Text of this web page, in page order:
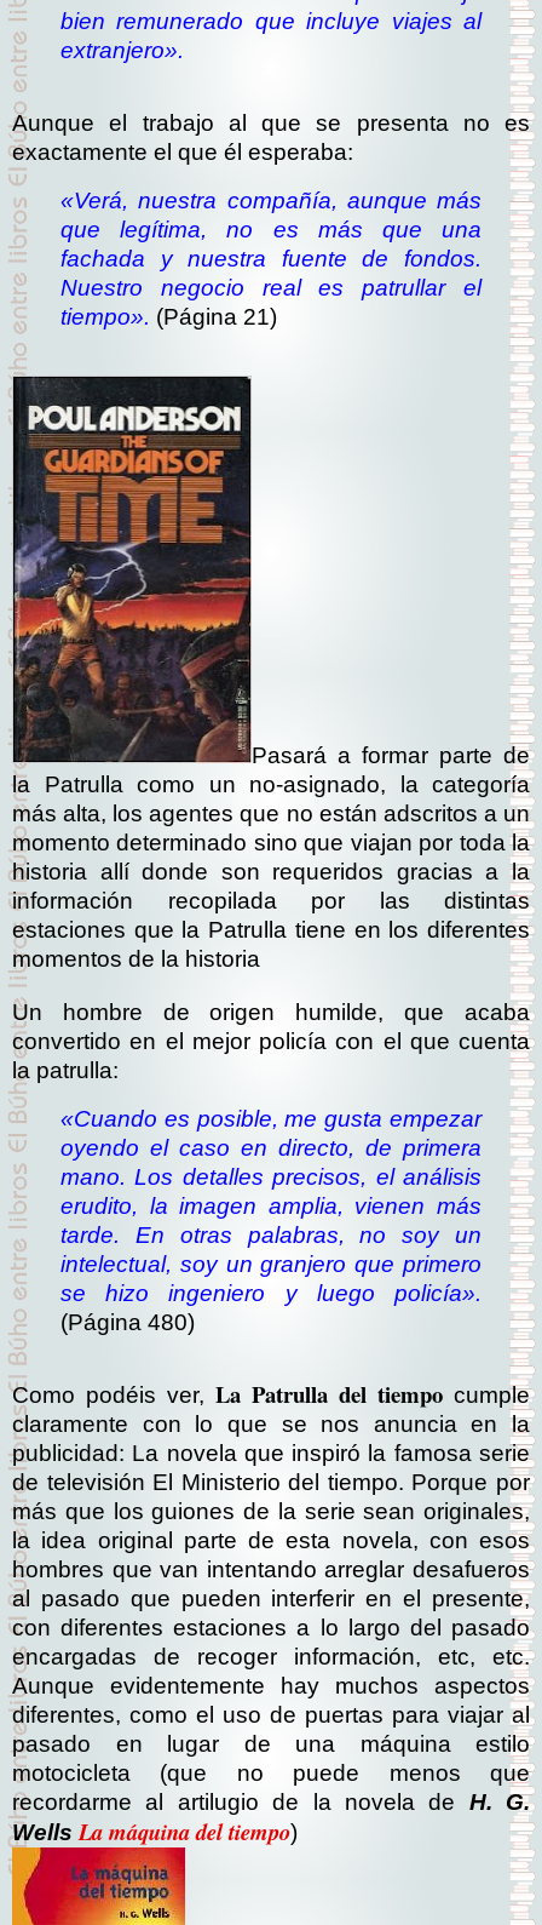
bien remunerado que incluye viajes al
extranjero».
Aunque el trabajo al que se presenta no es
exactamente el que él esperaba:
«Verá, nuestra compañía, aunque más
que legítima, no es más que una
fachada y nuestra fuente de fondos.
Nuestro negocio real es patrullar el
tiempo». (Página 21)
Pasará a formar parte de
la Patrulla como un no-asignado, la categoría
más alta, los agentes que no están adscritos a un
momento determinado sino que viajan por toda la
historia allí donde son requeridos gracias a la
información recopilada por las distintas
estaciones que la Patrulla tiene en los diferentes
momentos de la historia
Un hombre de origen humilde, que acaba
convertido en el mejor policía con el que cuenta
la patrulla:
«Cuando es posible, me gusta empezar
oyendo el caso en directo, de primera
mano. Los detalles precisos, el análisis
erudito, la imagen amplia, vienen más
tarde. En otras palabras, no soy un
intelectual, soy un granjero que primero
se hizo ingeniero y luego policía».
(Página 480)
Como podéis ver, La Patrulla del tiempo cumple
claramente con lo que se nos anuncia en la
publicidad: La novela que inspiró la famosa serie
de televisión El Ministerio del tiempo. Porque por
más que los guiones de la serie sean originales,
la idea original parte de esta novela, con esos
hombres que van intentando arreglar desafueros
al pasado que pueden interferir en el presente,
con diferentes estaciones a lo largo del pasado
encargadas de recoger información, etc, etc.
Aunque evidentemente hay muchos aspectos
diferentes, como el uso de puertas para viajar al
pasado en lugar de una máquina estilo
motocicleta (que no puede menos que
recordarme al artilugio de la novela de H. G.
Wells La máquina del tiempo)